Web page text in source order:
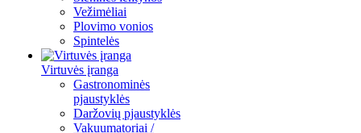
Vežimėliai
Plovimo vonios
Spintelės
Virtuvės įranga
Gastronominės
pjaustyklės
Daržovių pjaustyklės
Vakuumatoriai /